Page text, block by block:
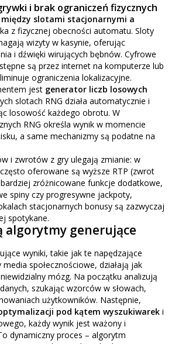
i brak ograniczeń fizycznych
między slotami stacjonarnymi a
z fizycznej obecności automatu. Sloty
wizyty w kasynie, oferując
i dźwięki wirujących bębnów. Cyfrowe
są przez internet na komputerze lub
ograniczenia lokalizacyjne.
jest generator liczb losowych
slotach RNG działa automatycznie i
losowość każdego obrotu. W
RNG określa wynik w momencie
a same mechanizmy są podatne na
i zwrotów z gry ulegają zmianie: w
oferowane są wyższe RTP (zwrot
zróżnicowane funkcje dodatkowe,
spiny czy progresywne jackpoty,
stacjonarnych bonusy są zazwyczaj
spotykane.
algorytmy generujące
wyniki, takie jak te napędzające
społecznościowe, działają jak
mózg. Na początku analizują
szukając wzorców w słowach,
użytkowników. Następnie,
pod kątem wyszukiwarek i
każdy wynik jest ważony i
dynamiczny proces – algorytm